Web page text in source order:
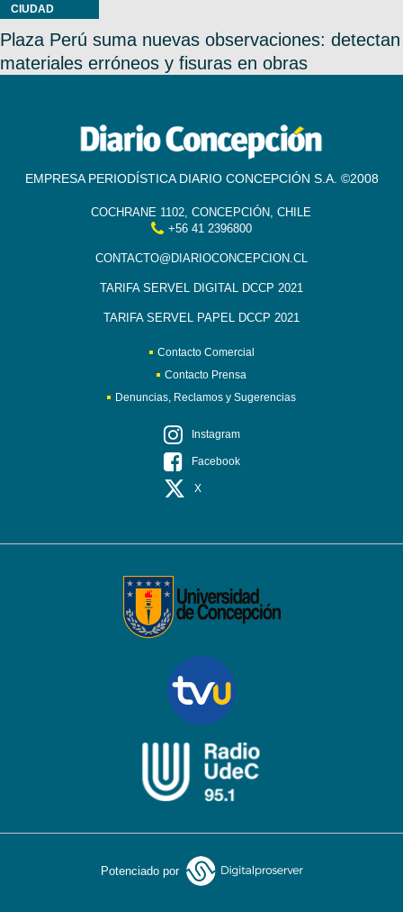
CIUDAD
Plaza Perú suma nuevas observaciones: detectan
materiales erróneos y fisuras en obras
EMPRESA PERIODÍSTICA DIARIO CONCEPCIÓN S.A. ©2008
COCHRANE 1102, CONCEPCIÓN, CHILE
+56 41 2396800
CONTACTO@DIARIOCONCEPCION.CL
TARIFA SERVEL DIGITAL DCCP 2021
TARIFA SERVEL PAPEL DCCP 2021
Contacto Comercial
Contacto Prensa
Denuncias, Reclamos y Sugerencias
Instagram
Facebook
X
Potenciado por